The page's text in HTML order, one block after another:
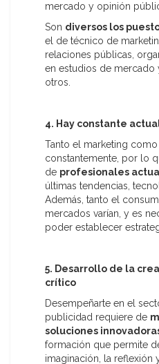
mercado y opinión
Son diversos los
el de técnico de
relaciones públicas,
en estudios de mercado
otros.
4. Hay constante
Tanto el marketing
constantemente, por lo
de profesionales
últimas tendencias,
Además, tanto el
mercados varían, y es
poder establecer
5. Desarrollo de la
crítico
Desempeñarte en el
publicidad requiere de
soluciones
formación que permite
imaginación, la reflexión